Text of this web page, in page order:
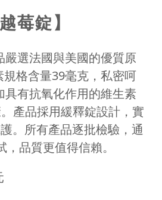
莓錠】
嚴選法國與美國的優質原
格含量39毫克，私密呵
具有抗氧化作用的維生素
產品採用緩釋錠設計，實
。所有產品逐批檢驗，通
品質更值得信賴。